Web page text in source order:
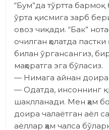
“Бум”да тўртта
ўрта қисмига зарб
овоз чиқади. “Бак”
очилган ҳолатда
билан ўргансангиз,
маҳоратга эга бўласиз.
— Нимага айнан
— Одатда, инсоннинг
шаклланади. Мен ҳам
доира чалаётган аёл
аёллар ҳам чалса